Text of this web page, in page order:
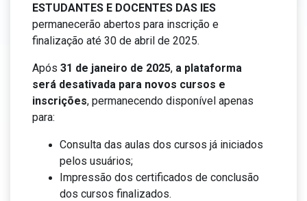
ESTUDANTES E DOCENTES DAS IES
permanecerão abertos para inscrição e
finalização até 30 de abril de 2025.
Após 31 de janeiro de 2025, a plataforma
será desativada para novos cursos e
inscrições, permanecendo disponível apenas
para:
Consulta das aulas dos cursos já iniciados
pelos usuários;
Impressão dos certificados de conclusão
dos cursos finalizados.